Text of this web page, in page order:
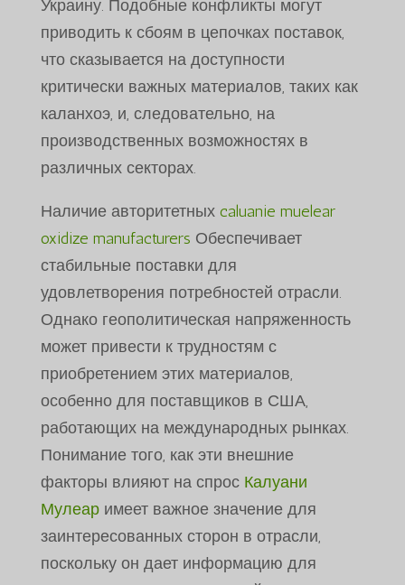
Украину. Подобные конфликты могут
приводить к сбоям в цепочках поставок,
что сказывается на доступности
критически важных материалов, таких как
каланхоэ, и, следовательно, на
производственных возможностях в
различных секторах.
Наличие авторитетных caluanie muelear
oxidize manufacturers Обеспечивает
стабильные поставки для
удовлетворения потребностей отрасли.
Однако геополитическая напряженность
может привести к трудностям с
приобретением этих материалов,
особенно для поставщиков в США,
работающих на международных рынках.
Понимание того, как эти внешние
факторы влияют на спрос Калуани
Мулеаримеет важное значение для
заинтересованных сторон в отрасли,
поскольку он дает информацию для